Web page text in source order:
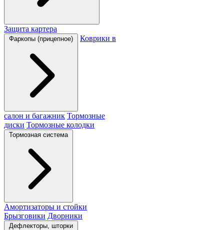
Защита картера
Фаркопы (прицепное) Коврики в
салон и багажник Тормозные
диски Тормозные колодки
Тормозная система
Амортизаторы и стойки
Брызговики Дворники
Дефлекторы, шторки